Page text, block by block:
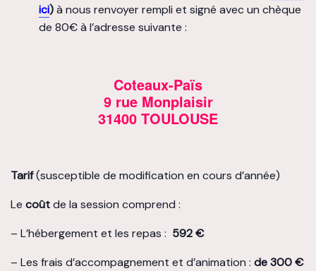
ici)à nous renvoyer rempli et signé avec un chèque
de 80€ à l’adresse suivante :
Coteaux-Païs
9 rue Monplaisir
31400 TOULOUSE
Tarif(susceptible de modification en cours d’année)
Le coûtde la session comprend :
– L’hébergement et les repas : 592 €
– Les frais d’accompagnement et d’animation : de 300 €